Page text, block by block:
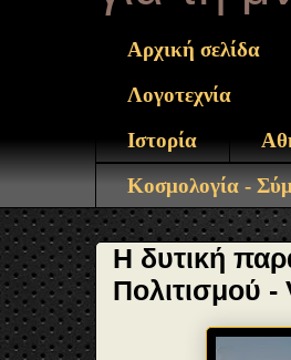
Αρχική σελίδα
Λογοτεχνία
Ιστορία
Κοσμολογία -
Η δυτική
Πολιτισμού -